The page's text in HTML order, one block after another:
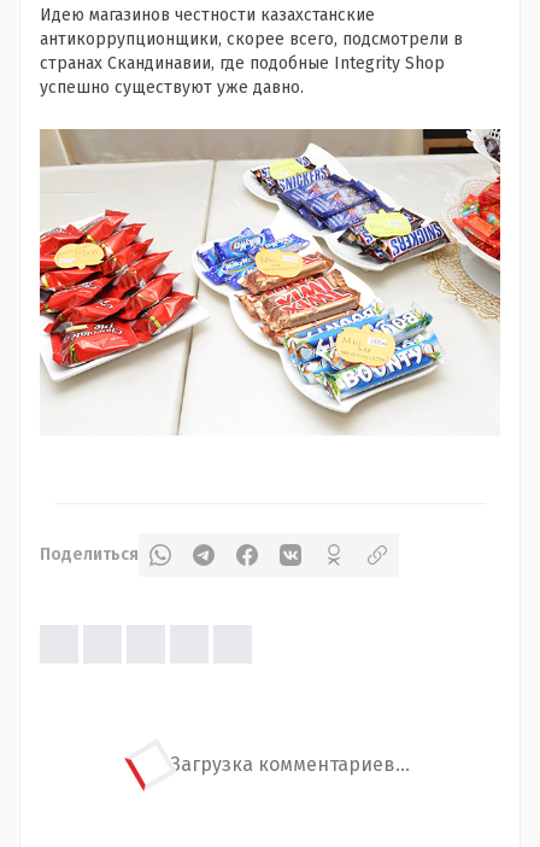
Идею магазинов честности казахстанские
антикоррупционщики, скорее всего, подсмотрели в
странах Скандинавии, где подобные Integrity Shop
успешно существуют уже давно.
Поделиться
Загрузка комментариев...